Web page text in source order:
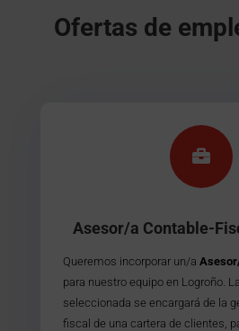
Ofertas de

Asesor/a Contable-
Queremos incorporar un/a
para nuestro equipo en Logroño.
seleccionada se encargará de la
fiscal de una cartera de clientes,